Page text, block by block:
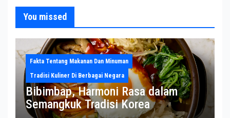
You missed
Fakta Tentang Makanan Dan Minuman
Tradisi Kuliner Di Berbagai Negara
Bibimbap, Harmoni Rasa dalam
Semangkuk Tradisi Korea